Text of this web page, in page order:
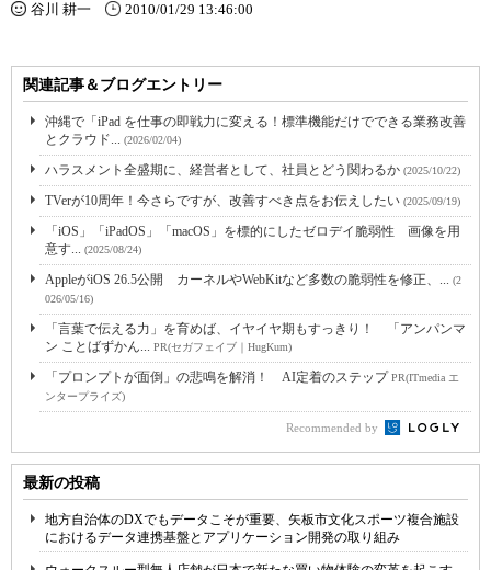
谷川 耕一 2010/01/29 13:46:00
関連記事＆ブログエントリー
沖縄で「iPad を仕事の即戦力に変える！標準機能だけでできる業務改善
とクラウド... (2026/02/04)
ハラスメント全盛期に、経営者として、社員とどう関わるか (2025/10/22)
TVerが10周年！今さらですが、改善すべき点をお伝えしたい (2025/09/19)
「iOS」「iPadOS」「macOS」を標的にしたゼロデイ脆弱性 画像を用
意す... (2025/08/24)
AppleがiOS 26.5公開 カーネルやWebKitなど多数の脆弱性を修正、... (2
026/05/16)
「言葉で伝える力」を育めば、イヤイヤ期もすっきり！ 「アンパンマ
ン ことばずかん... PR(セガフェイブ｜HugKum)
「プロンプトが面倒」の悲鳴を解消！ AI定着のステップPR(ITmedia エ
ンタープライズ)
Recommended by
最新の投稿
地方自治体のDXでもデータこそが重要、矢板市文化スポーツ複合施設
におけるデータ連携基盤とアプリケーション開発の取り組み